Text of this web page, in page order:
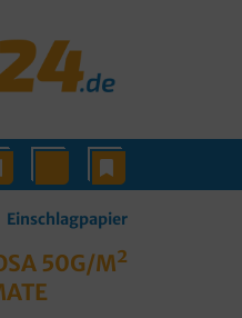
Einschlagpapier
50G/M²